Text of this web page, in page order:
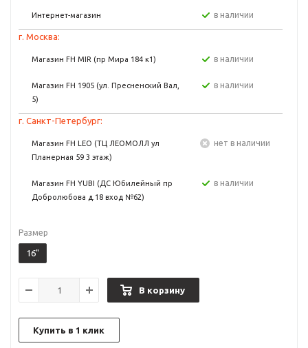
Интернет-магазин в наличии
г. Москва:
Магазин FH MIR (пр Мира 184 к1) в наличии
Магазин FH 1905 (ул. Пресненский Вал,
5)
в наличии
г. Санкт-Петербург:
Магазин FH LEO (ТЦ ЛЕОМОЛЛ ул
Планерная 59 3 этаж)
Нет в наличии
Магазин FH YUBI (ДС Юбилейный пр
Добролюбова д.18 вход №62)
в наличии
Размер
16"
В корзину
Купить в 1 клик